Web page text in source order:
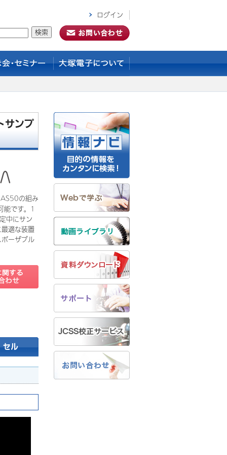
ログイン
ンプ
の組み
能です。1
中にサン
適な装置
ーザブル
セル